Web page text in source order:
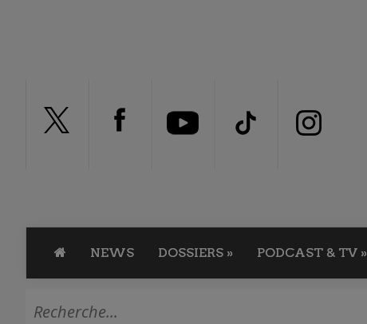
NEWS DOSSIERS » PODCAST & TV »